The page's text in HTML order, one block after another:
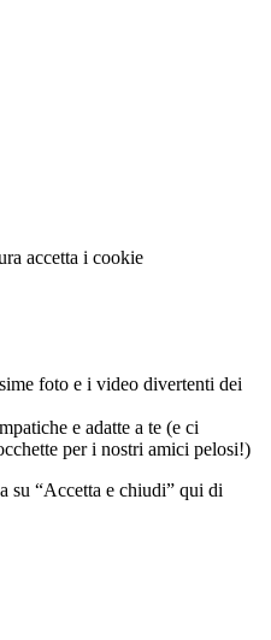
accetta i cookie
foto e i video divertenti dei
e adatte a te (e ci
per i nostri amici pelosi!)
su “Accetta e chiudi” qui di